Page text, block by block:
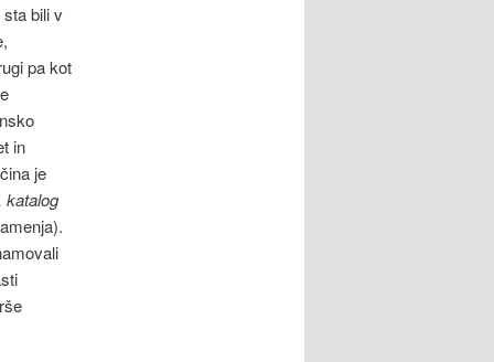
bili v
pa kot
in
je
katalog